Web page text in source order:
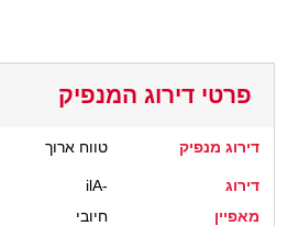
פרטי דירוג המנפיק
דירוג מנפיק טווח ארוך
דירוג
ilA-
מאפיין
חיובי